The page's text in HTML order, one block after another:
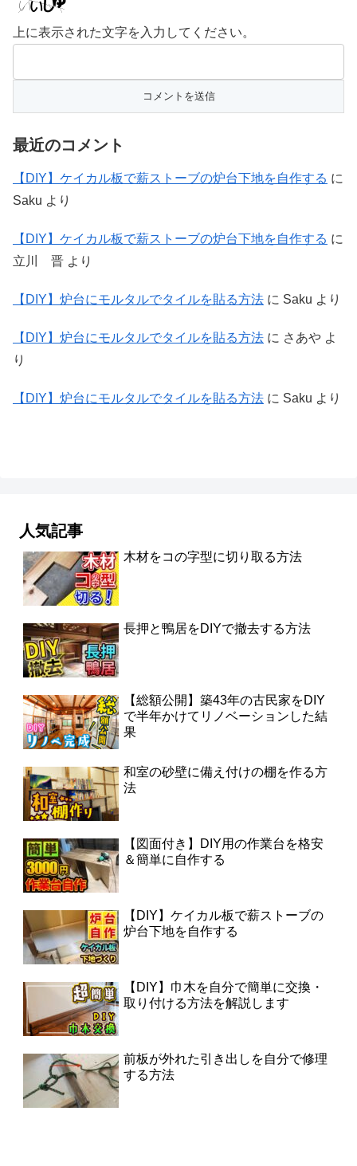
上に表示された文字を入力してください。
最近のコメント
【DIY】ケイカル板で薪ストーブの炉台下地を自作する に
Saku より
【DIY】ケイカル板で薪ストーブの炉台下地を自作する に
立川 晋 より
【DIY】炉台にモルタルでタイルを貼る方法 に Saku より
【DIY】炉台にモルタルでタイルを貼る方法 に さあや よ
り
【DIY】炉台にモルタルでタイルを貼る方法 に Saku より
人気記事
木材をコの字型に切り取る方法
長押と鴨居をDIYで撤去する方法
【総額公開】築43年の古民家をDIY
で半年かけてリノベーションした結
果
和室の砂壁に備え付けの棚を作る方
法
【図面付き】DIY用の作業台を格安
＆簡単に自作する
【DIY】ケイカル板で薪ストーブの
炉台下地を自作する
【DIY】巾木を自分で簡単に交換・
取り付ける方法を解説します
前板が外れた引き出しを自分で修理
する方法